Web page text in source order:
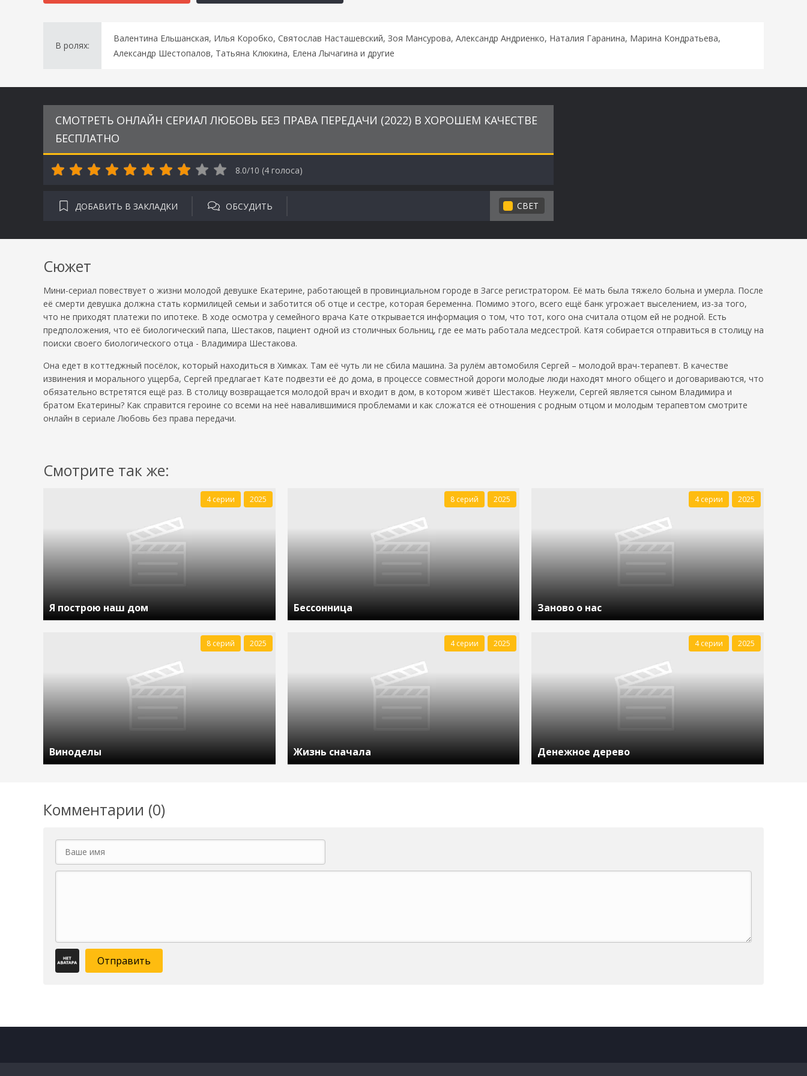
В ролях:
Валентина Ельшанская, Илья Коробко, Святослав Насташевский, Зоя Мансурова, Александр Андриенко, Наталия Гаранина, Марина Кондратьева,
Александр Шестопалов, Татьяна Клюкина, Елена Лычагина и другие
СМОТРЕТЬ ОНЛАЙН СЕРИАЛ ЛЮБОВЬ БЕЗ ПРАВА ПЕРЕДАЧИ (2022) В ХОРОШЕМ КАЧЕСТВЕ
БЕСПЛАТНО
8.0/10 (4 голоса)
ДОБАВИТЬ В ЗАКЛАДКИ ОБСУДИТЬ СВЕТ
Сюжет
Мини-сериал повествует о жизни молодой девушке Екатерине, работающей в провинциальном городе в Загсе регистратором. Её мать была тяжело больна и умерла. После
её смерти девушка должна стать кормилицей семьи и заботится об отце и сестре, которая беременна. Помимо этого, всего ещё банк угрожает выселением, из-за того,
что не приходят платежи по ипотеке. В ходе осмотра у семейного врача Кате открывается информация о том, что тот, кого она считала отцом ей не родной. Есть
предположения, что её биологический папа, Шестаков, пациент одной из столичных больниц, где ее мать работала медсестрой. Катя собирается отправиться в столицу на
поиски своего биологического отца - Владимира Шестакова.
Она едет в коттеджный посёлок, который находиться в Химках. Там её чуть ли не сбила машина. За рулём автомобиля Сергей – молодой врач-терапевт. В качестве
извинения и морального ущерба, Сергей предлагает Кате подвезти её до дома, в процессе совместной дороги молодые люди находят много общего и договариваются, что
обязательно встретятся ещё раз. В столицу возвращается молодой врач и входит в дом, в котором живёт Шестаков. Неужели, Сергей является сыном Владимира и
братом Екатерины? Как справится героине со всеми на неё навалившимися проблемами и как сложатся её отношения с родным отцом и молодым терапевтом смотрите
онлайн в сериале Любовь без права передачи.
Смотрите так же:
Я построю наш дом
4 серии 2025
Бессонница
8 серий 2025
Заново о нас
4 серии 2025
Виноделы
8 серий 2025
Жизнь сначала
4 серии 2025
Денежное дерево
4 серии 2025
Комментарии (0)
Отправить